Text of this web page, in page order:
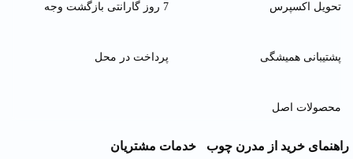
تحویل اکسپرس 7 روز گارانتی بازگشت وجه
پشتیبانی همیشگی پرداخت در محل
محصولات اصل
راهنمای خرید از مدرن چوب خدمات مشتریان